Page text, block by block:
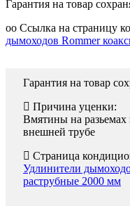
Гарантия на товар
oo Ссылка на страницу
дымоходов Rommer
Гарантия на товар
Причина уценки:
Вмятины на
внешней трубе
Страница
Удлинители
раструбные 2000 мм